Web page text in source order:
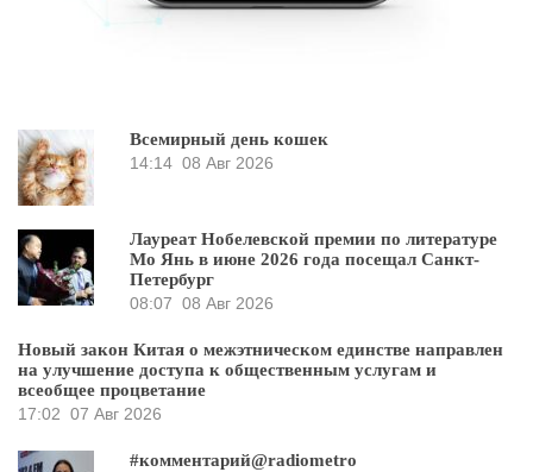
Всемирный день кошек
14:14 08 Авг 2026
Лауреат Нобелевской премии по литературе
Мо Янь в июне 2026 года посещал Санкт-
Петербург
08:07 08 Авг 2026
Новый закон Китая о межэтническом единстве направлен
на улучшение доступа к общественным услугам и
всеобщее процветание
17:02 07 Авг 2026
#комментарий@radiometro